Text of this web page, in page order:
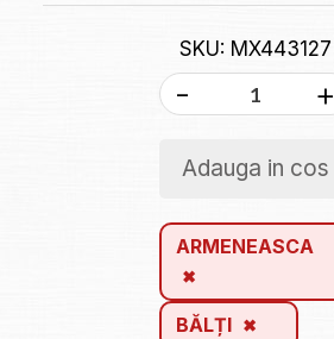
SKU: MX443127
- +
Adauga in cos
ARMENEASCA
BĂLȚI